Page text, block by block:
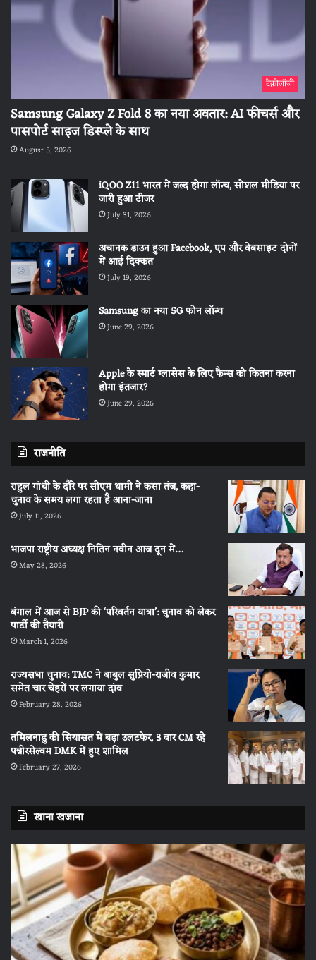
टेक्नोलॉजी
Samsung Galaxy Z Fold 8 का नया अवतार: AI फीचर्स और
पासपोर्ट साइज डिस्प्ले के साथ
August 5, 2026
iQOO Z11 भारत में जल्द होगा लॉन्च, सोशल मीडिया पर
जारी हुआ टीजर
July 31, 2026
अचानक डाउन हुआ Facebook, एप और वेबसाइट दोनों
में आई दिक्कत
July 19, 2026
Samsung का नया 5G फोन लॉन्च
June 29, 2026
Apple के स्मार्ट ग्लासेस के लिए फैन्स को कितना करना
होगा इंतजार?
June 29, 2026
राजनीति
राहुल गांधी के दौरे पर सीएम धामी ने कसा तंज, कहा-
चुनाव के समय लगा रहता है आना-जाना
July 11, 2026
भाजपा राष्ट्रीय अध्यक्ष नितिन नवीन आज दून में…
May 28, 2026
बंगाल में आज से BJP की ‘परिवर्तन यात्रा’: चुनाव को लेकर
पार्टी की तैयारी
March 1, 2026
राज्यसभा चुनाव: TMC ने बाबुल सुप्रियो-राजीव कुमार
समेत चार चेहरों पर लगाया दांव
February 28, 2026
तमिलनाडु की सियासत में बड़ा उलटफेर, 3 बार CM रहे
पन्नीरसेल्वम DMK में हुए शामिल
February 27, 2026
खाना खजाना